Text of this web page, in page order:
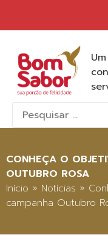
Pesquisar
por:
CONHEÇA O
OUTUBRO ROSA
Início » Notícias »
campanha Outubro